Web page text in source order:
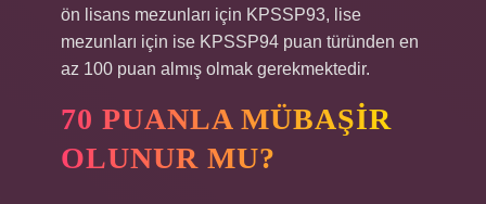
ön lisans mezunları için KPSSP93, lise
mezunları için ise KPSSP94 puan türünden en
az 100 puan almış olmak gerekmektedir.
70 PUANLA MÜBAŞIR
OLUNUR MU?